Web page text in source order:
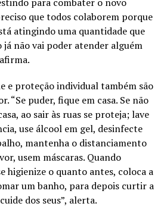
que todos colaborem porque
atingindo uma quantidade que
já não vai poder atender alguém
e proteção individual também são
“Se puder, fique em casa. Se não
ao sair às ruas se proteja; lave
use álcool em gel, desinfecte
mantenha o distanciamento
usem máscaras. Quando
higienize o quanto antes, coloca a
um banho, para depois curtir a
dos seus”, alerta.